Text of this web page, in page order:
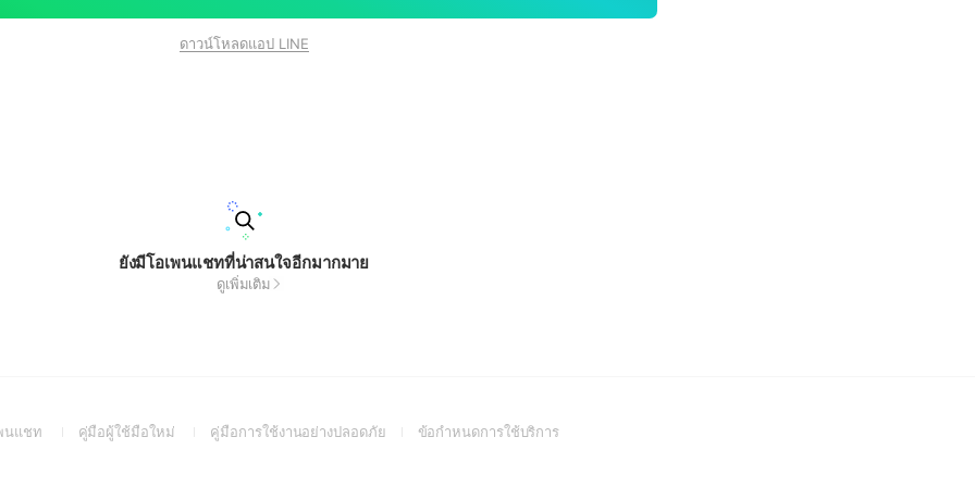
ดาวน์โหลดแอป LINE
ยังมีโอเพนแชทที่น่าสนใจอีกมากมาย
ดูเพิ่มเติม
นแชท
(Openคู่มือผู้ใช้มือใหม่
(Openคู่มือการใช้งานอย่างปลอดภัย(Openข้อกำหนดการใช้บริการ(Open